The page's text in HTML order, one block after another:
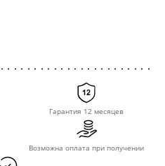
Гарантия 12 месяцев
Возможна оплата при получении